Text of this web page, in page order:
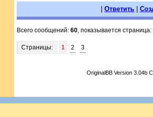
Ответить
Всего сообщений: 60, показывается страница:
Страницы: 1 2 3
OriginalBB Version 3.04b